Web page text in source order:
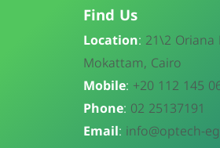
Find Us
Location: 21\2 Oriana
Mokattam, Cairo
Mobile: +20 112 145
Phone: 02 25137191
Email: info@optech-